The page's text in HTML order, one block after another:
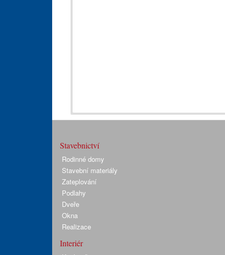
Stavebnictví
Rodinné domy
Stavební materiály
Zateplování
Podlahy
Dveře
Okna
Realizace
Interiér